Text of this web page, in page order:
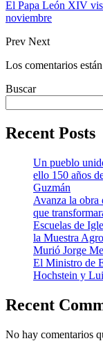
El Papa León XIV
noviembre
Prev Next
Los comentarios
Buscar
Recent Posts
Un pueblo
ello 150 años
Guzmán
Avanza la obra
que
Escuelas de
la Muestra
Murió Jorge
El Ministro de
Hochstein y
Recent
No hay comentarios